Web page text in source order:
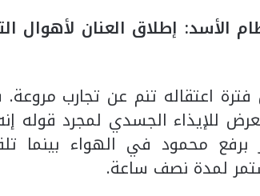
الأسد: إطلاق العنان لأهوال
اعتقاله تنم عن تجارب
للإيذاء الجسدي لمجرد قوله
برفع محمود في الهواء بينما
لمدة نصف ساعة.